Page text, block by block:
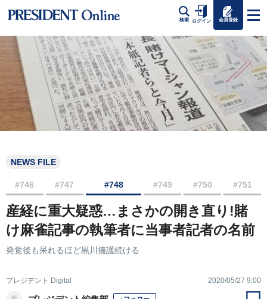
検索 ログイン 会員登録
NEWS FILE
#746 #747 #748 #749 #750 #751
産経に重大疑惑…まさかの開き直り!賭
け麻雀記事の執筆者に当事者記者の名前
発覚後も呆れるほど黒川擁護続ける
プレジデント Digital 2020/05/27 9:00